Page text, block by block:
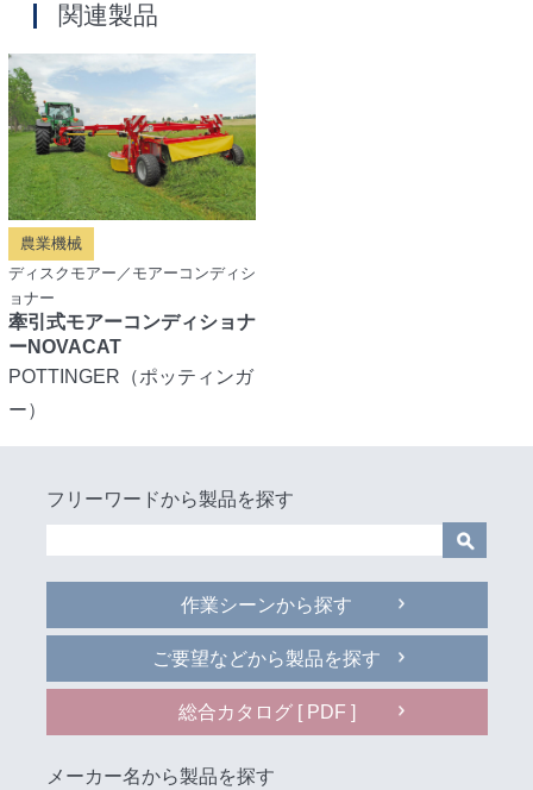
関連製品
農業機械
ディスクモアー／モアーコンディシ
ョナー
牽引式モアーコンディショナ
ーNOVACAT
POTTINGER（ポッティンガ
ー）
フリーワードから製品を探す
作業シーンから探す
ご要望などから製品を探す
総合カタログ [ PDF ]
メーカー名から製品を探す